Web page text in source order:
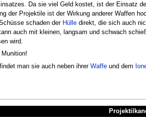
Da sie viel Geld kostet, ist der Einsatz
der Projektile ist der Wirkung anderer Waffen
schaden der Hülledirekt, die sich auch
auch mit kleinen, langsam und schwach
wird.
man sie auch neben ihrer Waffeund dem